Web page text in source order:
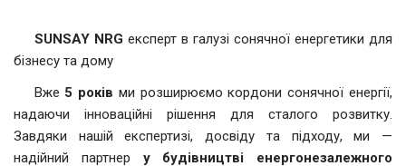
SUNSAY NRG експерт в галузі сонячної енергетики для
бізнесу та дому
Вже 5 років ми розширюємо кордони сонячної енергії,
надаючи інноваційні рішення для сталого розвитку.
Завдяки нашій експертизі, досвіду та підходу, ми —
надійний партнер у будівництві енергонезалежного